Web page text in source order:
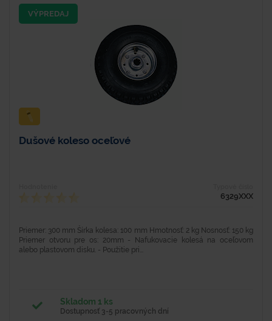
VÝPREDAJ
Dušové koleso oceľové
6329XXX
Priemer: 300 mm Šírka kolesa: 100 mm Hmotnosť: 2 kg Nosnosť: 150 kg
Priemer otvoru pre os: 20mm - Nafukovacie kolesá na oceľovom
alebo plastovom disku. - Použitie pri...
Skladom 1 ks
Dostupnosť 3-5 pracovných dní